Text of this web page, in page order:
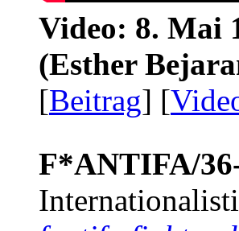
Video: 8. Mai
(Esther
[Beitrag] [
F*ANTIFA/